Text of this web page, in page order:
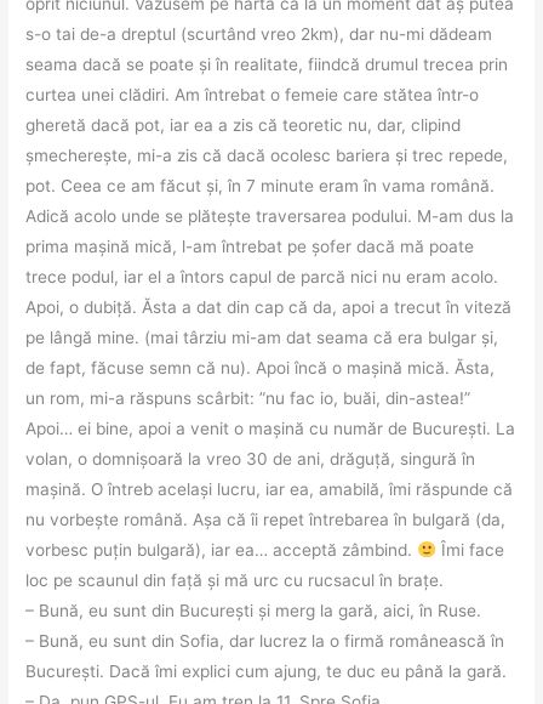
s-o tai de-a dreptul (scurtând vreo 2km), dar nu-mi dădeam
seama dacă se poate și în realitate, fiindcă drumul trecea prin
curtea unei clădiri. Am întrebat o femeie care stătea într-o
gheretă dacă pot, iar ea a zis că teoretic nu, dar, clipind
șmecherește, mi-a zis că dacă ocolesc bariera și trec repede,
pot. Ceea ce am făcut și, în 7 minute eram în vama română.
Adică acolo unde se plătește traversarea podului. M-am dus la
prima mașină mică, l-am întrebat pe șofer dacă mă poate
trece podul, iar el a întors capul de parcă nici nu eram acolo.
Apoi, o dubiță. Ăsta a dat din cap că da, apoi a trecut în viteză
pe lângă mine. (mai târziu mi-am dat seama că era bulgar și,
de fapt, făcuse semn că nu). Apoi încă o mașină mică. Ăsta,
un rom, mi-a răspuns scârbit: ”nu fac io, buăi, din-astea!”
Apoi… ei bine, apoi a venit o mașină cu număr de București. La
volan, o domnișoară la vreo 30 de ani, drăguță, singură în
mașină. O întreb același lucru, iar ea, amabilă, îmi răspunde că
nu vorbește română. Așa că îi repet întrebarea în bulgară (da,
vorbesc puțin bulgară), iar ea… acceptă zâmbind.
Îmi face
loc pe scaunul din față și mă urc cu rucsacul în brațe.
– Bună, eu sunt din București și merg la gară, aici, în Ruse.
– Bună, eu sunt din Sofia, dar lucrez la o firmă românească în
București. Dacă îmi explici cum ajung, te duc eu până la gară.